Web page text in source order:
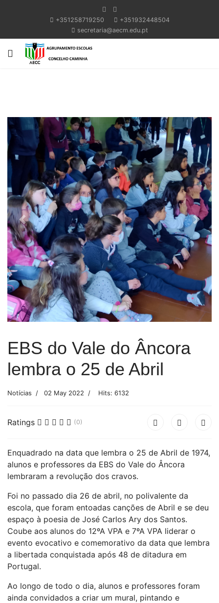
+351258719250
+351932448504
secretaria@aecm.edu.pt
Previous Next
EBS do Vale do Âncora
lembra o 25 de Abril
Notícias 02 May 2022 Hits: 6132
Ratings (0)
Enquadrado na data que lembra o 25 de Abril de 1974,
alunos e professores da EBS do Vale do Âncora
lembraram a revolução dos cravos.
Foi no passado dia 26 de abril, no polivalente da
escola, que foram entoadas canções de Abril e se deu
espaço à poesia de José Carlos Ary dos Santos.
Coube aos alunos do 12ºA VPA e 7ºA VPA liderar o
evento evocativo e comemorativo da data que lembra
a libertada conquistada após 48 de ditadura em
Portugal.
Ao longo de todo o dia, alunos e professores foram
ainda convidados a criar um mural, pintando e